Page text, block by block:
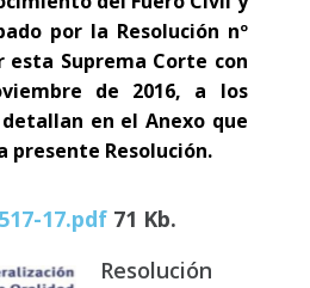
por la Resolución nº
esta Suprema Corte con
de 2016, a los
detallan en el Anexo que
presente Resolución.
17.pdf 71 Kb.
Resolución